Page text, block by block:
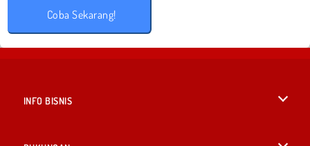
Coba Sekarang!
INFO BISNIS